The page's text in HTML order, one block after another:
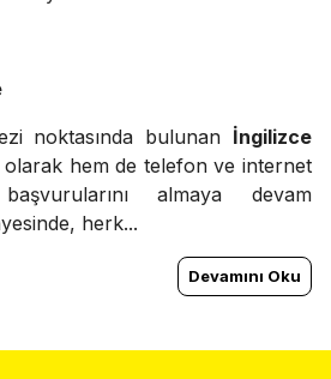
noktasında bulunan İngilizce
hem de telefon ve internet
almaya devam
herk...
Devamını Oku